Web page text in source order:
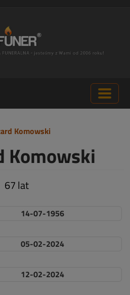
Komowski
67 lat
14-07-1956
05-02-2024
12-02-2024